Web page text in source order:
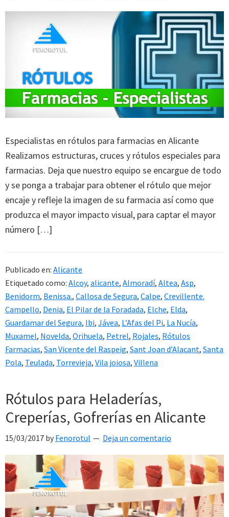
Especialistas en rótulos para farmacias en Alicante
Realizamos estructuras, cruces y rótulos especiales para
farmacias. Deja que nuestro equipo se encargue de todo
y se ponga a trabajar para obtener el rótulo que mejor
encaje y refleje la imagen de su farmacia así como que
produzca el mayor impacto visual, para captar el mayor
número […]
Publicado en: Alicante
Etiquetado como: Alcoy, alicante, Almoradí, Altea, Asp,
Benidorm, Benissa., Callosa de Segura, Calpe, Crevillente.
Campello, Denia, El Pilar de la Foradada, Elche, Elda,
Guardamar del Segura, Ibi, Jávea, L’Afas del Pi, La Nucía,
Muxamel, Novelda, Orihuela, Petrel, Rojales, Rótulos
Farmacias, San Vicente del Raspeig, Sant Joan d’Alacant, Santa
Pola, Teulada, Torrevieja, Vila joiosa, Villena
Rótulos para Heladerías,
Creperías, Gofrerías en Alicante
15/03/2017 by Fenorotul Deja un comentario